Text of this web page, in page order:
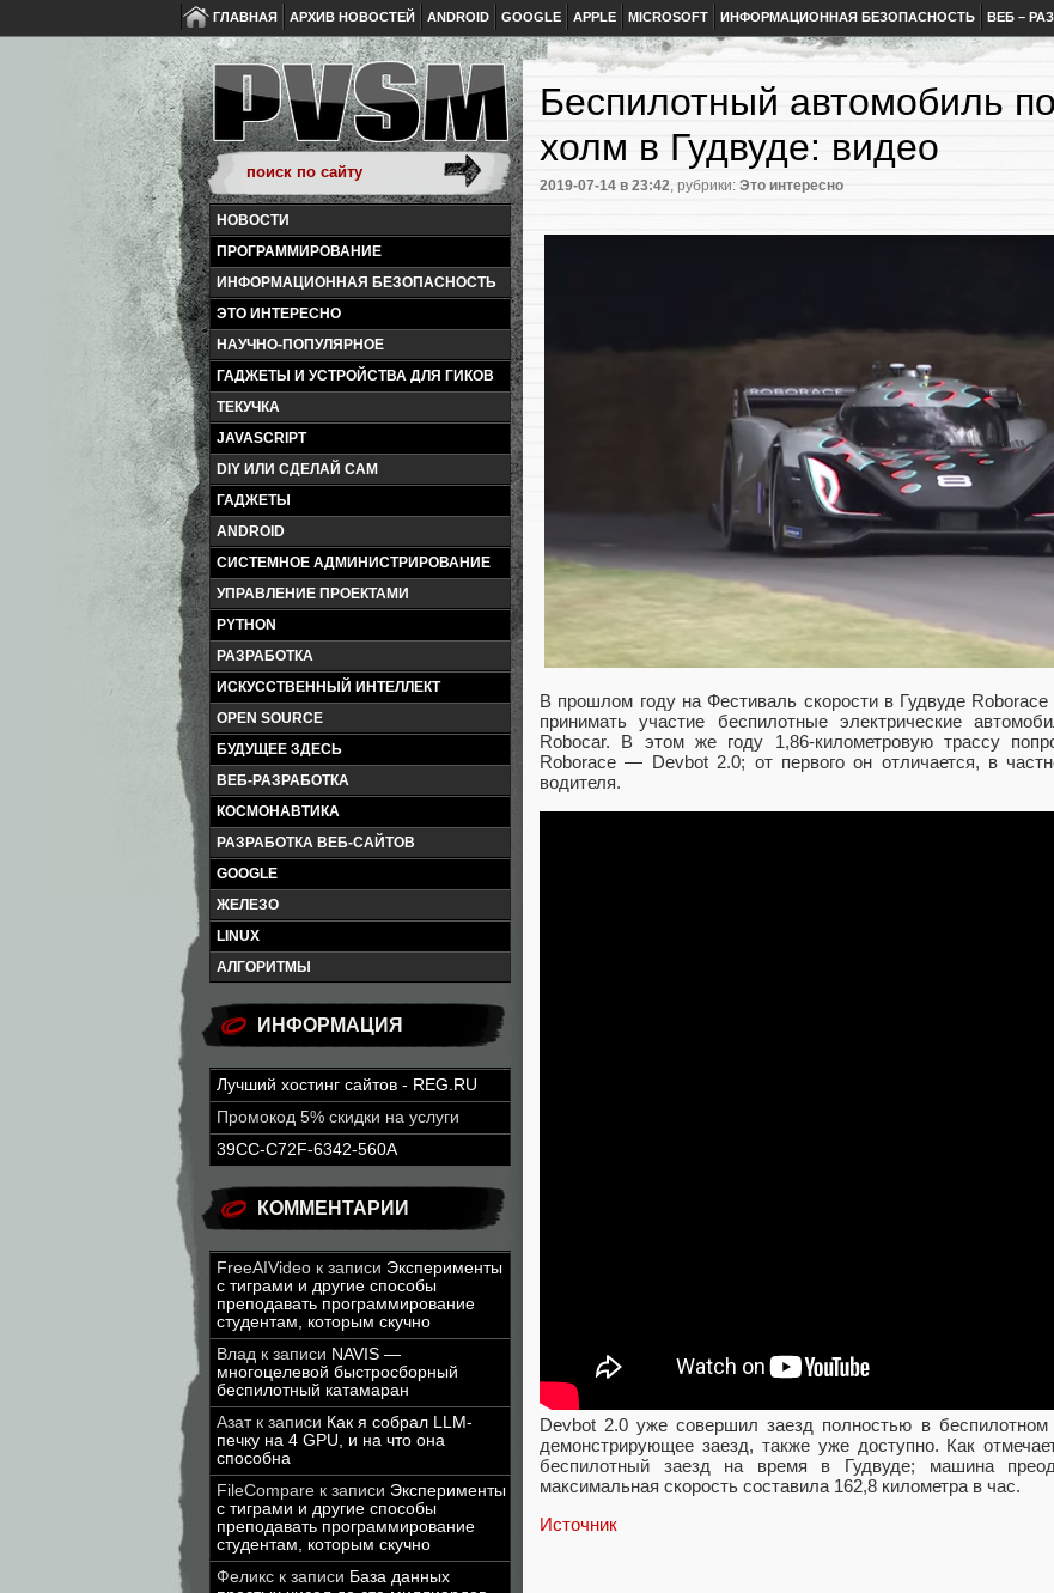
ГЛАВНАЯ АРХИВ НОВОСТЕЙ ANDROID GOOGLE APPLE MICROSOFT ИНФОРМАЦИОННАЯ БЕЗОПАСНОСТЬ ВЕБ –
НОВОСТИ
ПРОГРАММИРОВАНИЕ
ИНФОРМАЦИОННАЯ БЕЗОПАСНОСТЬ
ЭТО ИНТЕРЕСНО
НАУЧНО-ПОПУЛЯРНОЕ
ГАДЖЕТЫ И УСТРОЙСТВА ДЛЯ ГИКОВ
ТЕКУЧКА
JAVASCRIPT
DIY ИЛИ СДЕЛАЙ САМ
ГАДЖЕТЫ
ANDROID
СИСТЕМНОЕ АДМИНИСТРИРОВАНИЕ
УПРАВЛЕНИЕ ПРОЕКТАМИ
PYTHON
РАЗРАБОТКА
ИСКУССТВЕННЫЙ ИНТЕЛЛЕКТ
OPEN SOURCE
БУДУЩЕЕ ЗДЕСЬ
ВЕБ-РАЗРАБОТКА
КОСМОНАВТИКА
РАЗРАБОТКА ВЕБ-САЙТОВ
GOOGLE
ЖЕЛЕЗО
LINUX
АЛГОРИТМЫ
ИНФОРМАЦИЯ
Лучший хостинг сайтов - REG.RU
Промокод 5% скидки на услуги
39CC-C72F-6342-560A
КОММЕНТАРИИ
FreeAIVideo к записи Эксперименты
с тиграми и другие способы
преподавать программирование
студентам, которым скучно
Влад к записи NAVIS —
многоцелевой быстросборный
беспилотный катамаран
Азатк записи Как я собрал LLM-
печку на 4 GPU, и на что она
способна
FileCompare к записи Эксперименты
с тиграми и другие способы
преподавать программирование
студентам, которым скучно
Феликс к записи База данных
Беспилотный автомобиль
холм в Гудвуде: видео
2019-07-14 в 23:42, рубрики: Это интересно
В прошлом году на Фестиваль скорости в Гудвуде
принимать участие беспилотные электрические
Robocar. В этом же году 1,86-километровую трассу
Roborace — Devbot 2.0; от первого он отличается, в
водителя.
Devbot 2.0 уже совершил заезд полностью в беспилотном
демонстрирующее заезд, также уже доступно. Как
беспилотный заезд на время в Гудвуде; машина
максимальная скорость составила 162,8 километра в час.
Источник